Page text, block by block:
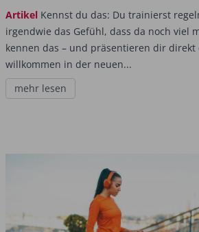
Artikel Kennst du das: Du trainierst
irgendwie das Gefühl, dass da noch viel
kennen das – und präsentieren dir direkt
willkommen in der neuen...
mehr lesen